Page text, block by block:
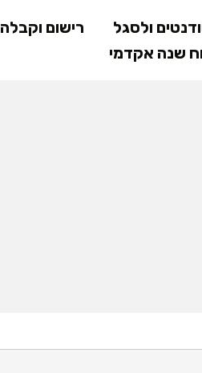
לתוכן
המרכזי
ולסגל רישום וקבלה
שנה אקדמי